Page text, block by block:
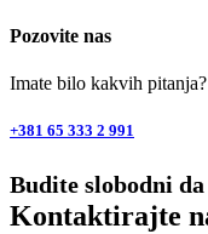
Pozovite nas
Imate bilo kakvih pitanja?
+381 65 333 2 991
Budite slobodni
Kontaktirajte